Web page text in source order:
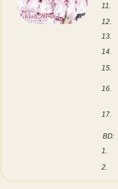
11.
12.
13.
14.
15.
16.
17.
BD:
1.
2.